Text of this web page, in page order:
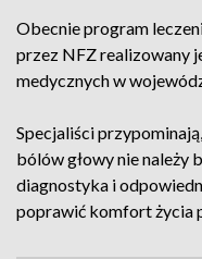
Obecnie program
przez NFZ realizowany
medycznych w
Specjaliści
bólów głowy nie należy
diagnostyka i
poprawić komfort życia